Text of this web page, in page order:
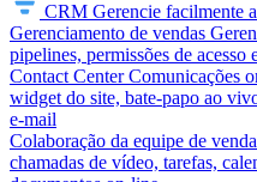
CRM Gerencie facilmente
Gerenciamento de vendas
pipelines, permissões de acesso
Contact Center Comunicações
widget do site, bate-papo ao
e-mail
Colaboração da equipe de
chamadas de vídeo, tarefas,